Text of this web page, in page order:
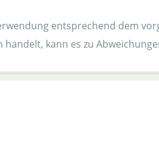
entsprechend dem
kann es zu